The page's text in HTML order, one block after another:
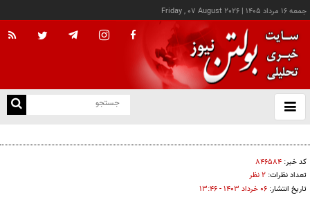
جمعه ۱۶ مرداد ۱۴۰۵ |
Friday , 07 August 2026
باز
و
کد خبر: ۸۴۶۵۸۴
تعداد نظرات: ۲ نظر
تاریخ انتشار: ۰۶ خرداد ۱۴۰۳ - ۱۳:۴۶